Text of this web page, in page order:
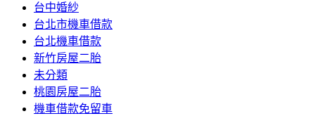
台中婚紗
台北市機車借款
台北機車借款
新竹房屋二胎
未分類
桃園房屋二胎
機車借款免留車